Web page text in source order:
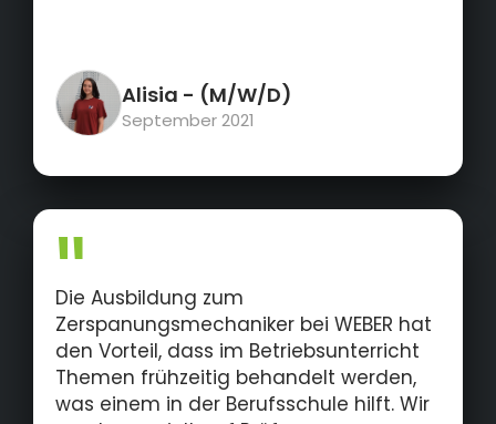
Alisia - (M/W/D)
September 2021
Die Ausbildung zum
Zerspanungsmechaniker bei WEBER hat
den Vorteil, dass im Betriebsunterricht
Themen frühzeitig behandelt werden,
was einem in der Berufsschule hilft. Wir